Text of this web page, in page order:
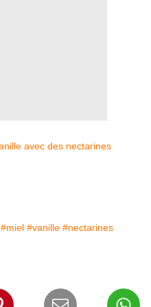
#miel #vanille #nectarines